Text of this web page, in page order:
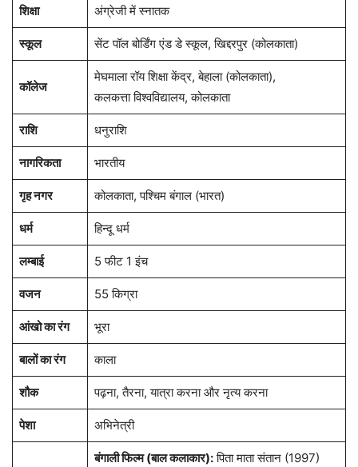
शिक्षा अंग्रेजी में स्नातक
स्कूल सेंट पॉल बोर्डिंग एंड डे स्कूल, खिद्दरपुर (कोलकाता)
कॉलेज
मेघमाला रॉय शिक्षा केंद्र, बेहाला (कोलकाता),
कलकत्ता विश्वविद्यालय, कोलकाता
राशि धनुराशि
नागरिकता भारतीय
गृह नगर कोलकाता, पश्चिम बंगाल (भारत)
धर्म हिन्दू धर्म
लम्बाई 5 फीट 1 इंच
वजन 55 किग्रा
आंखो का रंग भूरा
बालों का रंग काला
शौक पढ़ना, तैरना, यात्रा करना और नृत्य करना
पेशा अभिनेत्री
बंगाली फिल्म (बाल कलाकार):पिता माता संतान (1997)